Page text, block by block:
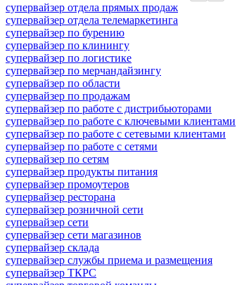
супервайзер отдела прямых продаж
супервайзер отдела телемаркетинга
супервайзер по бурению
супервайзер по клинингу
супервайзер по логистике
супервайзер по мерчандайзингу
супервайзер по области
супервайзер по продажам
супервайзер по работе с дистрибьюторами
супервайзер по работе с ключевыми клиентами
супервайзер по работе с сетевыми клиентами
супервайзер по работе с сетями
супервайзер по сетям
супервайзер продукты питания
супервайзер промоутеров
супервайзер ресторана
супервайзер розничной сети
супервайзер сети
супервайзер сети магазинов
супервайзер склада
супервайзер службы приема и размещения
супервайзер ТКРС